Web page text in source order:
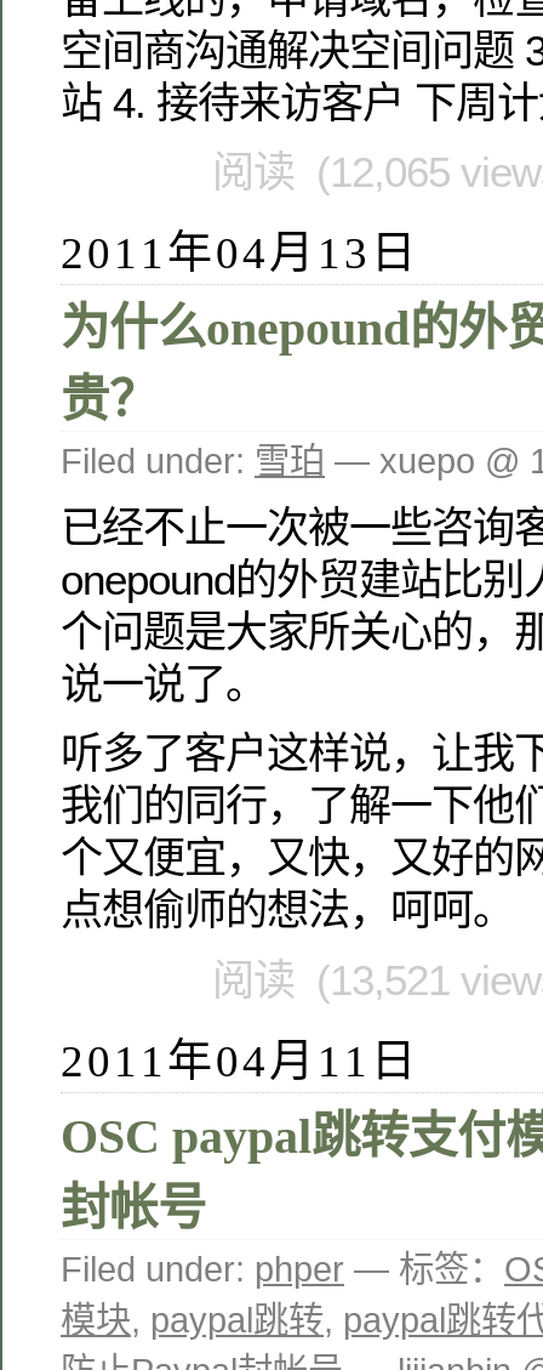
空间商沟通解决空间问题
站 4. 接待来访客户 下周
阅读 (12,065
2011年04月13日
为什么onepound的外
贵？
Filed under: 雪珀 — xuepo @
已经不止一次被一些咨询
onepound的外贸建站比
个问题是大家所关心的，
说一说了。
听多了客户这样说，让我
我们的同行，了解一下他
个又便宜，又快，又好的
点想偷师的想法，呵呵。
阅读 (13,521
2011年04月11日
OSC paypal跳转支付
封帐号
Filed under: phper — 标签：
模块, paypal跳转, paypal跳转